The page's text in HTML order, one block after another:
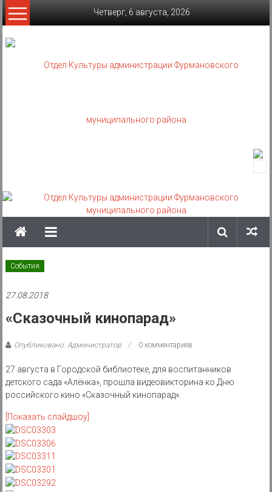
Skip
to
Четверг, 6 августа, 2026
администрации
Фурмановского
муниципального
района
Муниципальное
казенное
События
27.08.2018
«Сказочный кинопарад»
Опубликовано: Администратор 0 комментариев
27 августа в Городской библиотеке, для воспитанников
детского сада «Алёнка», прошла видеовикторина ко Дню
российского кино «Сказочный кинопарад».
[Показать слайдшоу]